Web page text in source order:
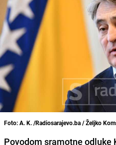
Foto: A. K. /Radiosarajevo.ba / Željko
Povodom sramotne